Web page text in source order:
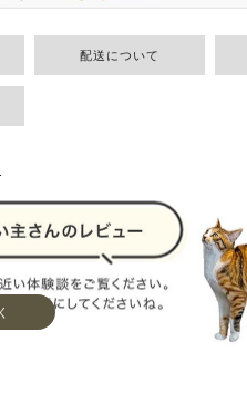
配送について